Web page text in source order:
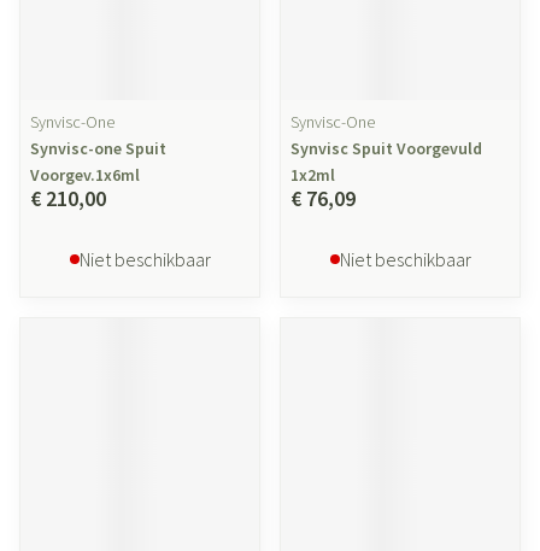
Synvisc-One
Synvisc-one Spuit
Voorgev.1x6ml
€ 210,00
Niet beschikbaar
Synvisc-One
Synvisc Spuit Voorgevuld
1x2ml
€ 76,09
Niet beschikbaar